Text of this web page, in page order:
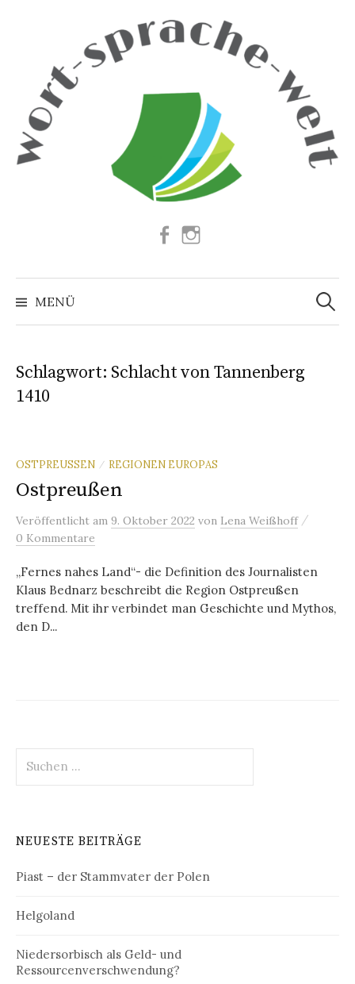
Facebook
MENÜ
Suchen
nach:
Schlagwort: Schlacht von Tannenberg
1410
OSTPREUSSEN / REGIONEN EUROPAS
Ostpreußen
Veröffentlicht am 9. Oktober 2022 von Lena Weißhoff /
0 Kommentare
„Fernes nahes Land“- die Definition des Journalisten
Klaus Bednarz beschreibt die Region Ostpreußen
treffend. Mit ihr verbindet man Geschichte und Mythos,
den D...
nach:
NEUESTE BEITRÄGE
Piast – der Stammvater der Polen
Helgoland
Niedersorbisch als Geld- und
Ressourcenverschwendung?